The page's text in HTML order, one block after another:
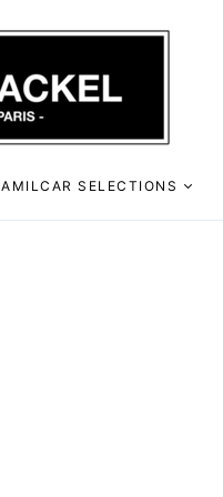
AMILCAR SELECTIONS